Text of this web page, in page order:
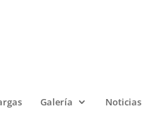
Galería Noticias